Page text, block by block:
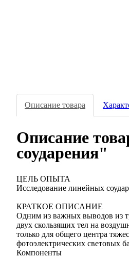
Описание товара
Описание
соударения"
ЦЕЛЬ ОПЫТА
Исследование линейных
КРАТКОЕ ОПИСАНИЕ
Одним из важных выводов из
двух скользящих тел на
только для общего центра
фотоэлектрических световых
Компоненты